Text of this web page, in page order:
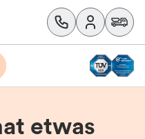
etwas